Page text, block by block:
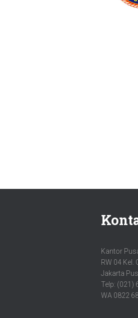
Kantor
RW 04
Jakarta
Telp: (021)
WA 0822